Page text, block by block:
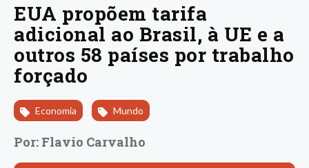
EUA propõem tarifa
adicional ao Brasil, à UE e a
outros 58 países por trabalho
forçado
Economia Mundo
Por: Flavio Carvalho